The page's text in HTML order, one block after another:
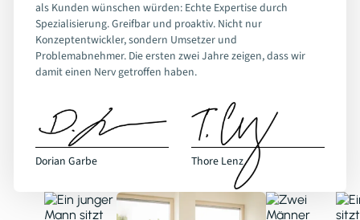
als Kunden wünschen würden: Echte Expertise durch
Spezialisierung. Greifbar und proaktiv. Nicht nur
Konzeptentwickler, sondern Umsetzer und
Problemabnehmer. Die ersten zwei Jahre zeigen, dass wir
damit einen Nerv getroffen haben.
Dorian Garbe Thore Lenz